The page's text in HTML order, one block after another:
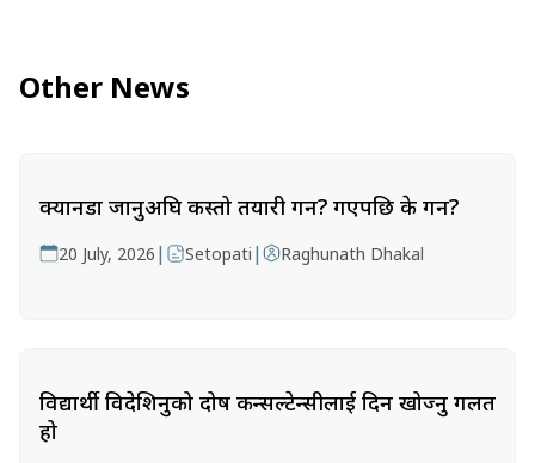
Other News
क्यानडा जानुअघि कस्तो तयारी गर्ने? गएपछि के गर्ने?
20 July, 2026 | Setopati | Raghunath Dhakal
विद्यार्थी विदेशिनुको दोष कन्सल्टेन्सीलाई दिन खोज्नु गलत
हो